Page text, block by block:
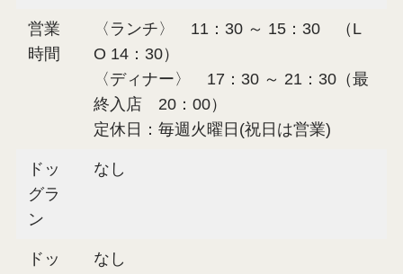
営業
時間
〈ランチ〉 11：30 ～ 15：30 （L
O 14：30）
〈ディナー〉 17：30 ～ 21：30（最
終入店 20：00）
定休日：毎週火曜日(祝日は営業)
ドッ
グラ
ン
なし
ドッ
なし